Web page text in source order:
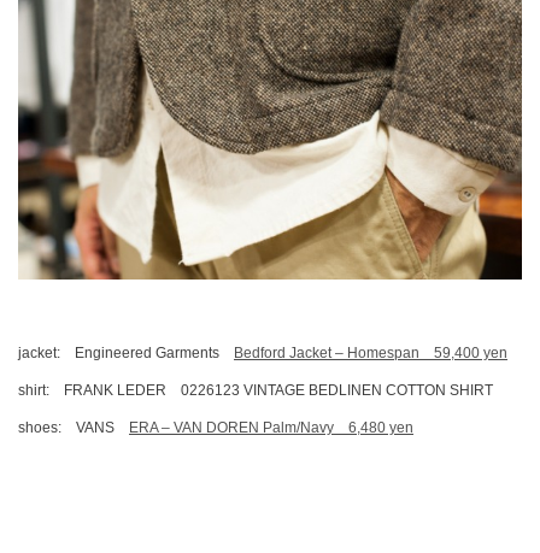
jacket: Engineered Garments Bedford Jacket – Homespan 59,400 yen
shirt: FRANK LEDER 0226123 VINTAGE BEDLINEN COTTON SHIRT
shoes: VANS ERA – VAN DOREN Palm/Navy 6,480 yen